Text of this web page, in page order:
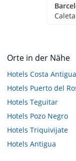
Orte in der Nähe
Hotels Costa Antigua
Hotels Puerto del
Hotels Teguitar
Hotels Pozo Negro
Hotels Triquivijate
Hotels Antigua